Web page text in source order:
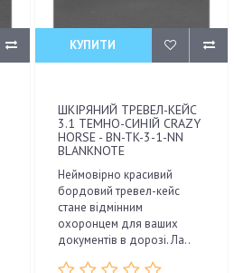
КУПИТИ
ШКІРЯНИЙ ТРЕВЕЛ-КЕЙС
3.1 ТЕМНО-СИНІЙ CRAZY
HORSE - BN-TK-3-1-NN
BLANKNOTE
Неймовірно красивий
бордовий тревел-кейс
стане відмінним
охоронцем для ваших
документів в дорозі. Ла..